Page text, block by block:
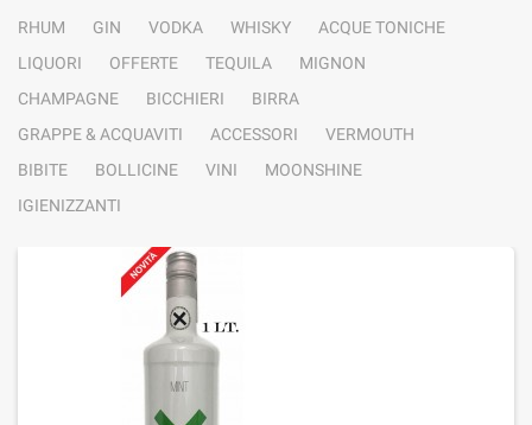
RHUM GIN VODKA WHISKY
ACQUE TONICHE
LIQUORI
OFFERTE TEQUILA
MIGNON
CHAMPAGNE
BICCHIERI
BIRRA
GRAPPE & ACQUAVITI
ACCESSORI
VERMOUTH
BIBITE
BOLLICINE VINI
MOONSHINE
IGIENIZZANTI